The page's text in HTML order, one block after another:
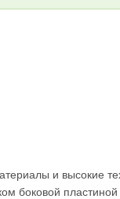
и высокие
боковой пластиной